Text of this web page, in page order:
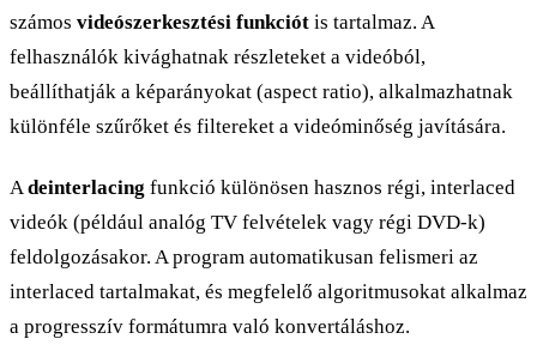
számos videószerkesztési funkciót is tartalmaz. A
felhasználók kivághatnak részleteket a videóból,
beállíthatják a képarányokat (aspect ratio), alkalmazhatnak
különféle szűrőket és filtereket a videóminőség javítására.
Adeinterlacing funkció különösen hasznos régi, interlaced
videók (például analóg TV felvételek vagy régi DVD-k)
feldolgozásakor. A program automatikusan felismeri az
interlaced tartalmakat, és megfelelő algoritmusokat alkalmaz
a progresszív formátumra való konvertáláshoz.